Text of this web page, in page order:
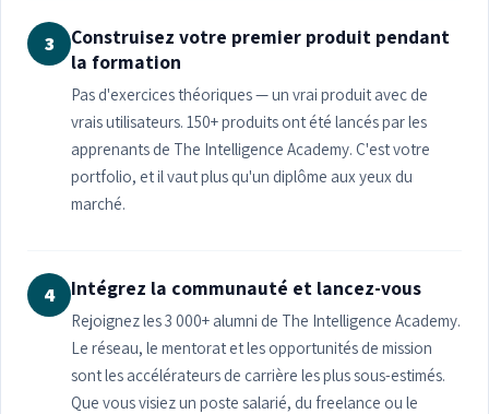
3
Construisez votre premier produit pendant
la formation
Pas d'exercices théoriques — un vrai produit avec de
vrais utilisateurs. 150+ produits ont été lancés par les
apprenants de The Intelligence Academy. C'est votre
portfolio, et il vaut plus qu'un diplôme aux yeux du
marché.
4 Intégrez la communauté et lancez-vous
Rejoignez les 3 000+ alumni de The Intelligence Academy.
Le réseau, le mentorat et les opportunités de mission
sont les accélérateurs de carrière les plus sous-estimés.
Que vous visiez un poste salarié, du freelance ou le